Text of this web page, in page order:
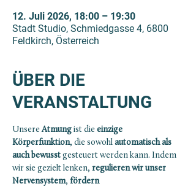
12. Juli 2026, 18:00 – 19:30
Stadt Studio, Schmiedgasse 4, 6800
Feldkirch, Österreich
ÜBER DIE
VERANSTALTUNG
Unsere Atmung ist die einzige
Körperfunktion, die sowohl automatisch als
auch bewusst gesteuert werden kann. Indem
wir sie gezielt lenken, regulieren wir unser
Nervensystem, fördern